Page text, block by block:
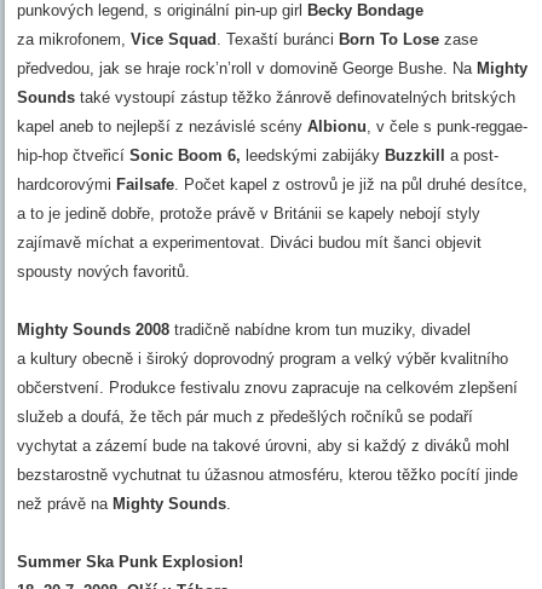
punkových legend, s originální pin-up girl Becky Bondage
za mikrofonem,Vice Squad . Texaští buránci Born To Lose zase
předvedou, jak se hraje rock’n’roll v domovině George Bushe. Na Mighty
Sounds také vystoupí zástup těžko žánrově definovatelných britských
kapel aneb to nejlepší z nezávislé scényAlbionu, v čele s punk-reggae-
hip-hop čtveřicíSonic Boom 6, leedskými zabijáky Buzzkill
a post-
hardcorovými Failsafe. Počet kapel z ostrovů je již na půl druhé desítce,
a to je jedině dobře, protože právě v Británii se kapely nebojí styly
zajímavě míchat a experimentovat. Diváci budou mít šanci objevit
spousty nových favoritů.
Mighty Sounds 2008tradičně nabídne krom tun muziky, divadel
a kultury obecně i široký doprovodný program a velký výběr kvalitního
občerstvení. Produkce festivalu znovu zapracuje na celkovém zlepšení
služeb a doufá, že těch pár much z předešlých ročníků se podaří
vychytat a zázemí bude na takové úrovni, aby si každý z diváků mohl
bezstarostně vychutnat tu úžasnou atmosféru, kterou těžko pocítí jinde
než právě na Mighty Sounds.
Summer Ska Punk Explosion!